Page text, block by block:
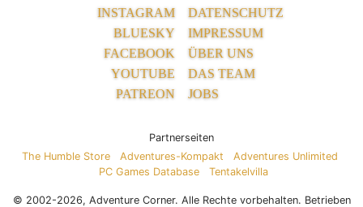
INSTAGRAM
BLUESKY
FACEBOOK
YOUTUBE
PATREON
DATENSCHUTZ
IMPRESSUM
ÜBER UNS
DAS TEAM
JOBS
Partnerseiten
The Humble Store
Adventures-Kompakt
Adventures Unlimited
PC Games Database
Tentakelvilla
© 2002-2026, Adventure Corner. Alle Rechte vorbehalten. Betrieben